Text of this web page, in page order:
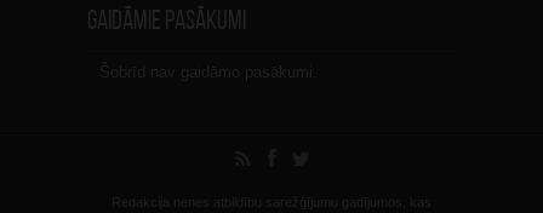
Gaidāmie pasākumi
Šobrīd nav gaidāmo pasākumi.
Redakcija nenes atbildību sarežģījumu gadījumos, kas